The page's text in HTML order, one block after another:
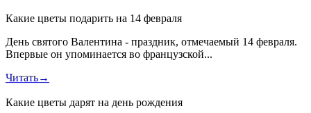
Какие цветы подарить на 14 февраля
День святого Валентина - праздник, отмечаемый 14 февраля.
Впервые он упоминается во французской...
Читать→
Какие цветы дарят на день рождения